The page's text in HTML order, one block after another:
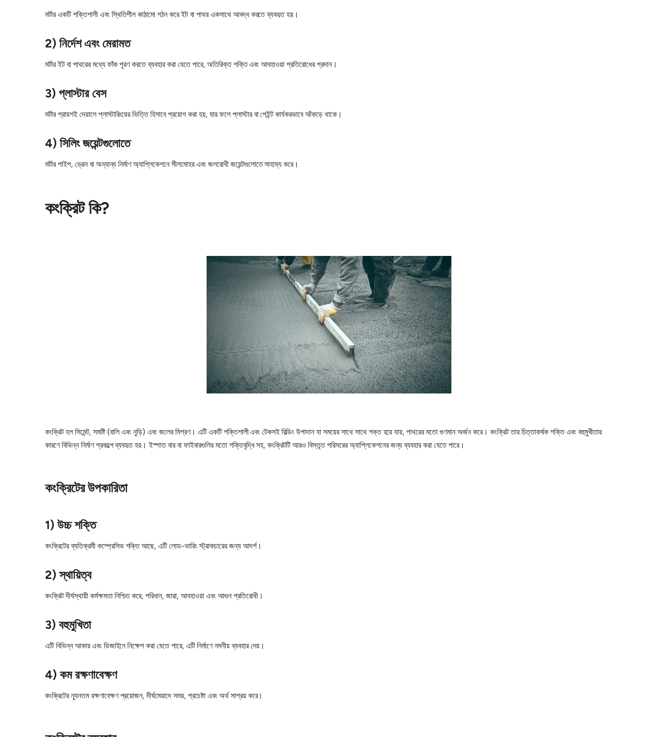
মর্টার একটি শক্তিশালী এবং স্থিতিশীল কাঠামো গঠন করে ইট বা পাথর একসাথে আবদ্ধ করতে ব্যবহৃত হয়।
2) নির্দেশ এবং মেরামত
মর্টার ইট বা পাথরের মধ্যে ফাঁক পূরণ করতে ব্যবহার করা যেতে পারে, অতিরিক্ত শক্তি এবং আবহাওয়া প্রতিরোধের প্রদান।
3) প্লাস্টার বেস
মর্টার প্রায়শই দেয়ালে প্লাস্টারিংয়ের ভিত্তি হিসাবে প্রয়োগ করা হয়, যার ফলে প্লাস্টার বা পেইন্ট কার্যকরভাবে আঁকড়ে থাকে।
4) সিলিং জয়েন্টগুলোতে
মর্টার পাইপ, ড্রেন বা অন্যান্য নির্মাণ অ্যাপ্লিকেশনে সীলমোহর এবং জলরোধী জয়েন্টগুলোতে সাহায্য করে।
কংক্রিট কি?
কংক্রিট হল সিমেন্ট, সমষ্টি (বালি এবং নুড়ি) এবং জলের মিশ্রণ। এটি একটি শক্তিশালী এবং টেকসই বিল্ডিং উপাদান যা সময়ের সাথে সাথে শক্ত হয়ে যায়, পাথরের মতো গুণমান অর্জন করে। কংক্রিট তার চিত্তাকর্ষক শক্তি এবং বহুমুখীতার
কারণে বিভিন্ন নির্মাণ প্রকল্পে ব্যবহৃত হয়। ইস্পাত বার বা ফাইবারগুলির মতো শক্তিবৃদ্ধি সহ, কংক্রিটটি আরও বিস্তৃত পরিসরের অ্যাপ্লিকেশনের জন্য ব্যবহার করা যেতে পারে।
কংক্রিটের উপকারিতা
1) উচ্চ শক্তি
কংক্রিটের ব্যতিক্রমী কম্প্রেসিভ শক্তি আছে, এটি লোড-ভারিং স্ট্রাকচারের জন্য আদর্শ।
2) স্থায়িত্ব
কংক্রিট দীর্ঘস্থায়ী কর্মক্ষমতা নিশ্চিত করে, পরিধান, জারা, আবহাওয়া এবং আগুন প্রতিরোধী।
3) বহুমুখিতা
এটি বিভিন্ন আকার এবং ডিজাইনে নিক্ষেপ করা যেতে পারে, এটি নির্মাণে নমনীয় ব্যবহার দেয়।
4) কম রক্ষণাবেক্ষণ
কংক্রিটের ন্যূনতম রক্ষণাবেক্ষণ প্রয়োজন, দীর্ঘমেয়াদে সময়, প্রচেষ্টা এবং অর্থ সাশ্রয় করে।